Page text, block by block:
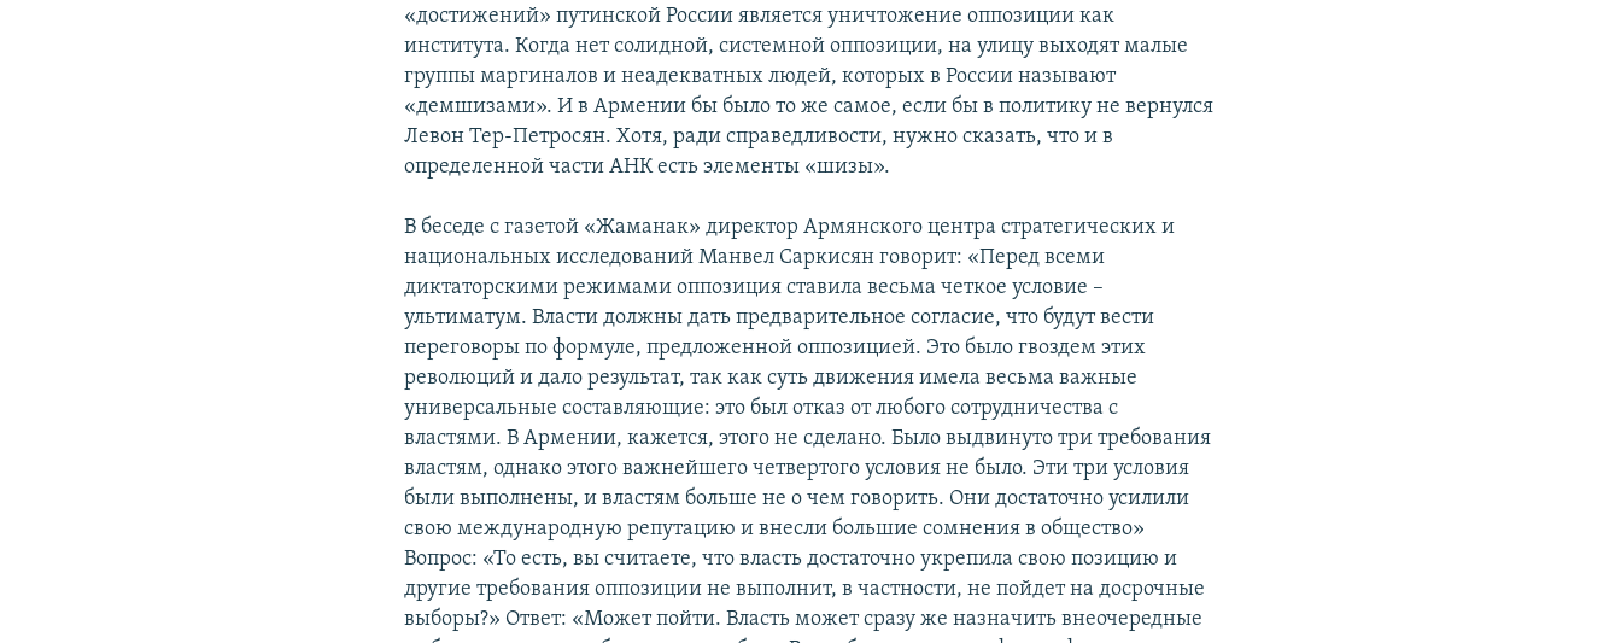
«достижений» путинской России является уничтожение оппозиции как
института. Когда нет солидной, системной оппозиции, на улицу выходят малые
группы маргиналов и неадекватных людей, которых в России называют
«демшизами». И в Армении бы было то же самое, если бы в политику не вернулся
Левон Тер-Петросян. Хотя, ради справедливости, нужно сказать, что и в
определенной части АНК есть элементы «шизы».
В беседе с газетой «Жаманак» директор Армянского центра стратегических и
национальных исследований Манвел Саркисян говорит: «Перед всеми
диктаторскими режимами оппозиция ставила весьма четкое условие –
ультиматум. Власти должны дать предварительное согласие, что будут вести
переговоры по формуле, предложенной оппозицией. Это было гвоздем этих
революций и дало результат, так как суть движения имела весьма важные
универсальные составляющие: это был отказ от любого сотрудничества с
властями. В Армении, кажется, этого не сделано. Было выдвинуто три требования
властям, однако этого важнейшего четвертого условия не было. Эти три условия
были выполнены, и властям больше не о чем говорить. Они достаточно усилили
свою международную репутацию и внесли большие сомнения в общество»
Вопрос: «То есть, вы считаете, что власть достаточно укрепила свою позицию и
другие требования оппозиции не выполнит, в частности, не пойдет на досрочные
выборы?» Ответ: «Может пойти. Власть может сразу же назначить внеочередные